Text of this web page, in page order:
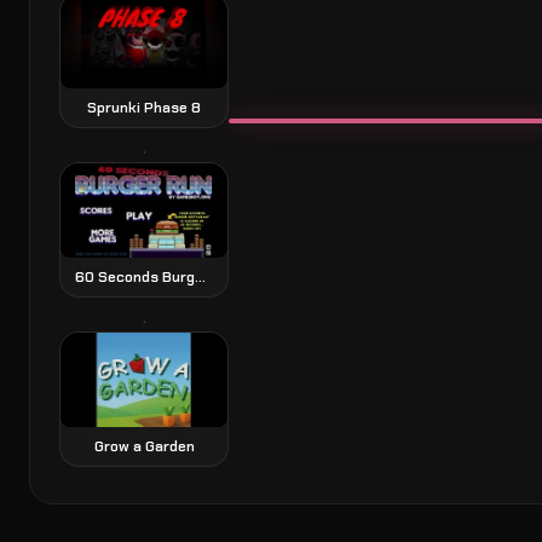
Sprunki Phase 8
60 Seconds Burger Run juego de plataformas exprés
Grow a Garden